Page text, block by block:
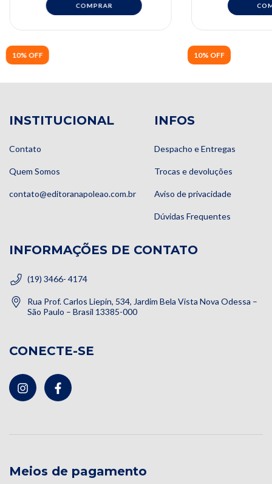
10% OFF 10% OFF
INSTITUCIONAL
Contato
Quem Somos
contato@editoranapoleao.com.br
INFOS
Despacho e Entregas
Trocas e devoluções
Aviso de privacidade
Dúvidas Frequentes
INFORMAÇÕES DE CONTATO
(19) 3466- 4174
Rua Prof. Carlos Liepin, 534, Jardim Bela Vista Nova Odessa –
São Paulo – Brasil 13385-000
CONECTE-SE
Meios de pagamento